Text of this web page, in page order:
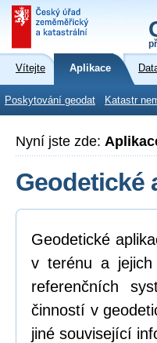
Vítejte Aplikace
Poskytování geodat Katastr
Nyní jste zde:
Geodetické
Geodetické
v terénu a jejich
referenčních
činností v
jiné související